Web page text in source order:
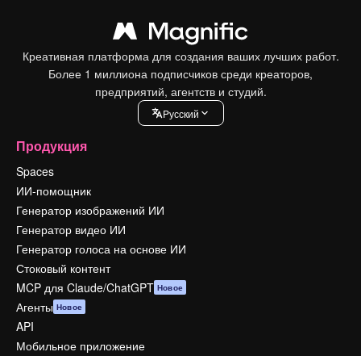
Креативная платформа для создания ваших лучших работ.
Более 1 миллиона подписчиков среди креаторов,
предприятий, агентств и студий.
Pусский
Продукция
Spaces
ИИ-помощник
Генератор изображений ИИ
Генератор видео ИИ
Генератор голоса на основе ИИ
Стоковый контент
MCP для Claude/ChatGPT Новое
Агенты Новое
API
Мобильное приложение